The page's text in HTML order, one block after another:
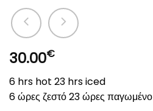
30.00€
6 hrs hot 23 hrs iced
6 ώρες ζεστό 23 ώρες παγωμένο